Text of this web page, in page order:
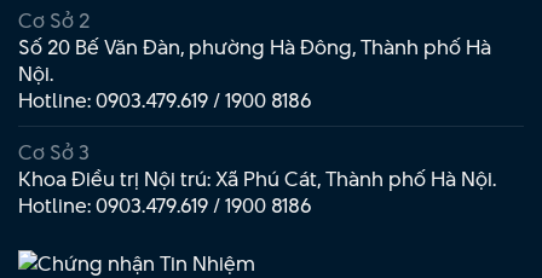
Cơ Sở 2
Số 20 Bế Văn Đàn, phường Hà Đông, Thành phố Hà
Nội.
Hotline:0903.479.619/1900 8186
Cơ Sở 3
Khoa Điều trị Nội trú: Xã Phú Cát, Thành phố Hà Nội.
Hotline:0903.479.619/1900 8186